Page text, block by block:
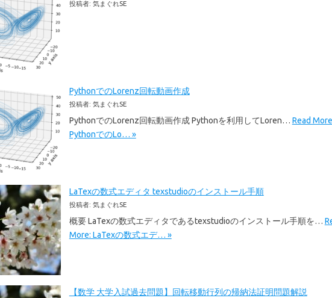
投稿者: 気まぐれSE
PythonでのLorenz回転動画作成
投稿者: 気まぐれSE
PythonでのLorenz回転動画作成 Pythonを利用してLoren… Read
PythonでのLo… »
LaTexの数式エディタ texstudioのインストール手順
投稿者: 気まぐれSE
概要 LaTexの数式エディタであるtexstudioのインストール手順を…
More: LaTexの数式エデ… »
【数学 大学入試過去問題】回転移動行列の帰納法証明問題解説